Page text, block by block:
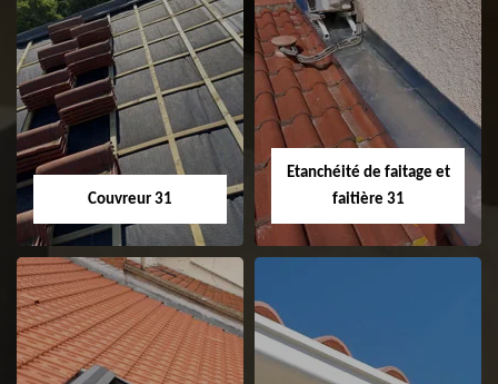
Couvreur 31
Couvreur 31
Etanchéité de faitage et
faitière 31
Etanchéité de